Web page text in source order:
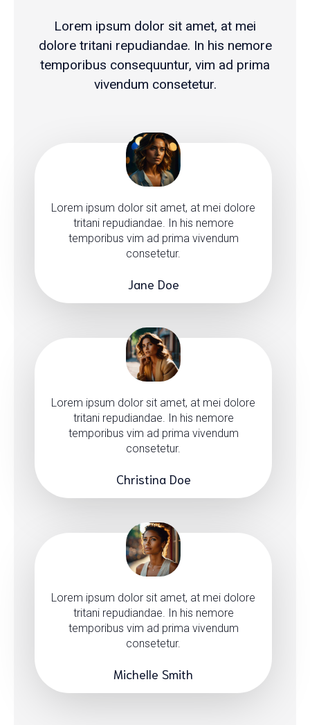
Lorem ipsum dolor sit amet, at mei
dolore tritani repudiandae. In his nemore
temporibus consequuntur, vim ad prima
vivendum consetetur.
Lorem ipsum dolor sit amet, at mei dolore
tritani repudiandae. In his nemore
temporibus vim ad prima vivendum
consetetur.
Jane Doe
Lorem ipsum dolor sit amet, at mei dolore
tritani repudiandae. In his nemore
temporibus vim ad prima vivendum
consetetur.
Christina Doe
Lorem ipsum dolor sit amet, at mei dolore
tritani repudiandae. In his nemore
temporibus vim ad prima vivendum
consetetur.
Michelle Smith